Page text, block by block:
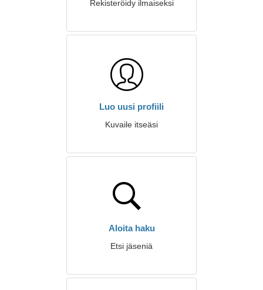
Rekisteröidy ilmaiseksi
Luo uusi profiili
Kuvaile itseäsi
Aloita haku
Etsi jäseniä